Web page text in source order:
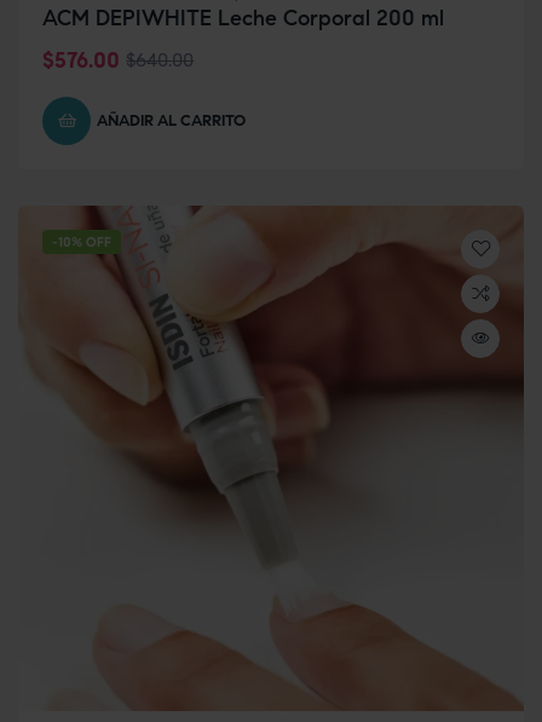
ACM DEPIWHITE Leche Corporal 200 ml
$640.00
$576.00
AÑADIR AL CARRITO
-10% OFF